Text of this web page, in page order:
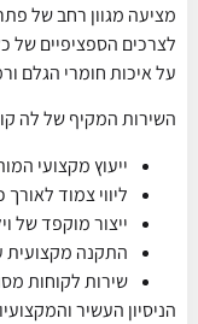
מציעה מגוון רחב של
לצרכים הספציפיים של
על איכות חומרי הגלם
השירות המקיף של לה
ייעוץ מקצועי
ליווי צמוד
ייצור מוקפד של
התקנה מקצועית
שירות לקוחות
הניסיון העשיר